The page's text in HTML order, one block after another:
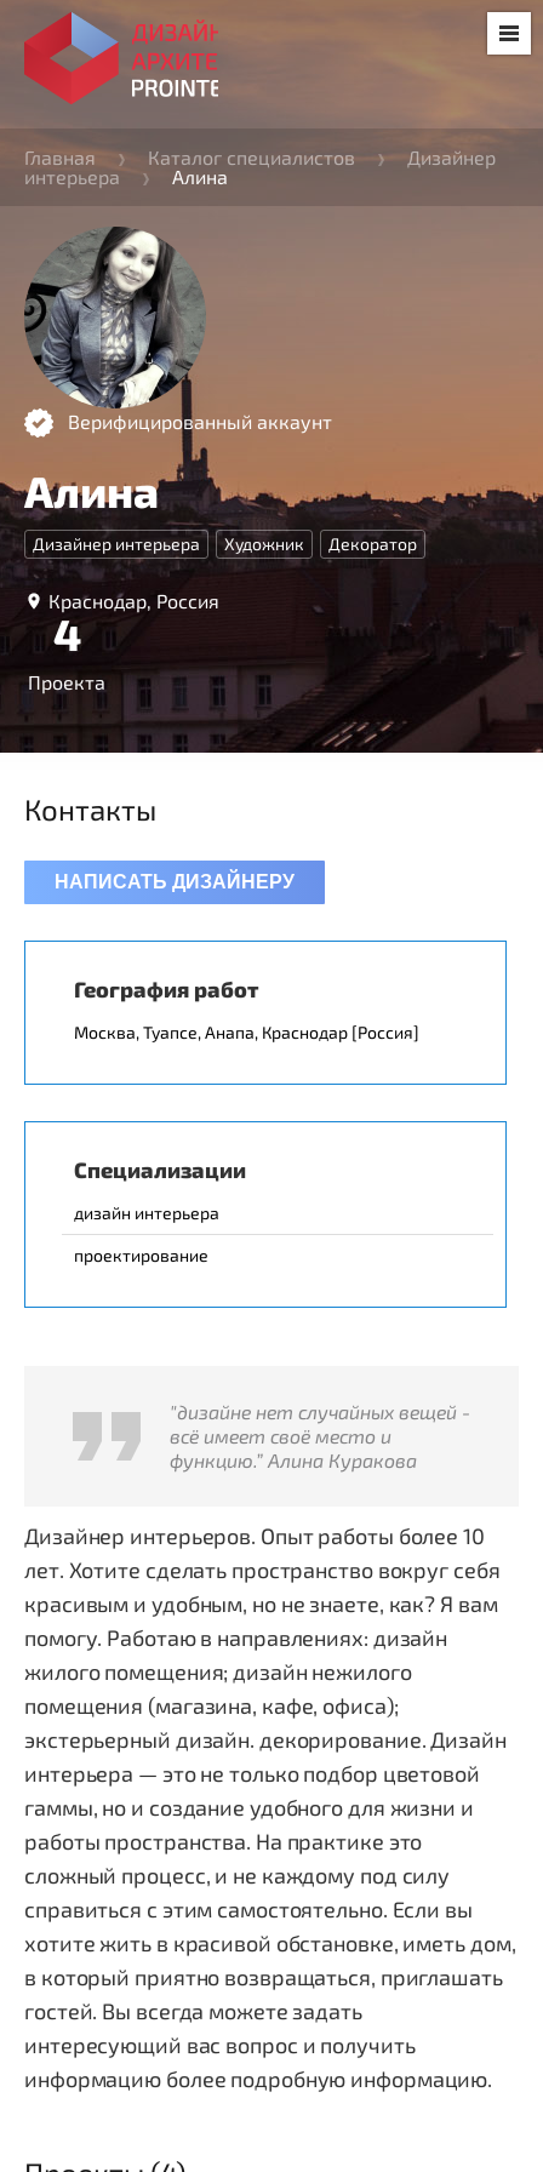
Главная Каталог специалистов
Дизайнер
интерьера
Алина
Верифицированный аккаунт
Алина
Дизайнер интерьера Художник Декоратор
Краснодар, Россия
4
Проекта
Контакты
НАПИСАТЬ ДИЗАЙНЕРУ
География работ
Москва, Туапсе, Анапа, Краснодар [Россия]
Специализации
дизайн интерьера
проектирование
"дизайне нет случайных вещей -
всё имеет своё место и
функцию.” Алина Куракова ​
Дизайнер интерьеров. Опыт работы более 10
лет. Хотите сделать пространство вокруг себя
красивым и удобным, но не знаете, как? Я вам
помогу. Работаю в направлениях: дизайн
жилого помещения; дизайн нежилого
помещения (магазина, кафе, офиса);
экстерьерный дизайн. декорирование. Дизайн
интерьера — это не только подбор цветовой
гаммы, но и создание удобного для жизни и
работы пространства. На практике это
сложный процесс, и не каждому под силу
справиться с этим самостоятельно. Если вы
хотите жить в красивой обстановке, иметь дом,
в который приятно возвращаться, приглашать
гостей. Вы всегда можете задать
интересующий вас вопрос и получить
информацию более подробную информацию.